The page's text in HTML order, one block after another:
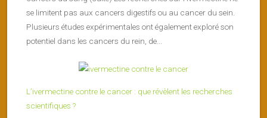
se limitent pas aux cancers digestifs ou au cancer du sein.
Plusieurs études expérimentales ont également exploré son
potentiel dans les cancers du rein, de...
L’ivermectine contre le cancer : que révèlent les recherches
scientifiques ?